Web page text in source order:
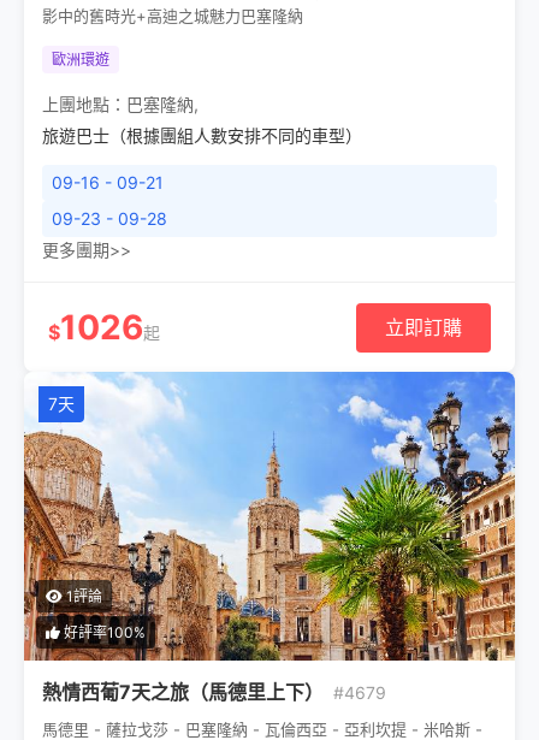
影中的舊時光+高迪之城魅力巴塞隆納
歐洲環遊
上團地點： 巴塞隆納,
旅遊巴士（根據團組人數安排不同的車型）
09-16 - 09-21
09-23 - 09-28
更多團期>>
$1026起 立即訂購
7天
1評論
好評率100%
熱情西葡7天之旅（馬德里上下） #4679
馬德里 - 薩拉戈莎 - 巴塞隆納 - 瓦倫西亞 - 亞利坎提 - 米哈斯 -